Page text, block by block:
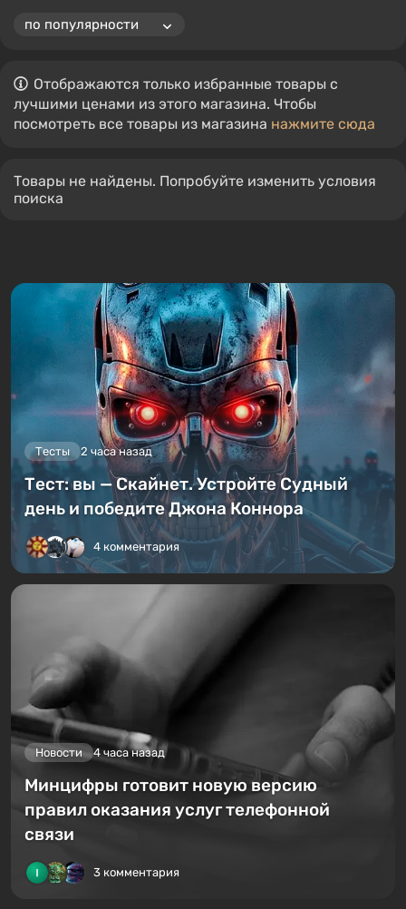
Отображаются только избранные товары с
лучшими ценами из этого магазина. Чтобы
посмотреть все товары из магазина нажмите сюда
Товары не найдены. Попробуйте изменить условия
поиска
Тесты 2 часа назад
Тест: вы — Скайнет. Устройте Судный
день и победите Джона Коннора
4 комментария
Новости 4 часа назад
Минцифры готовит новую версию
правил оказания услуг телефонной
связи
3 комментария